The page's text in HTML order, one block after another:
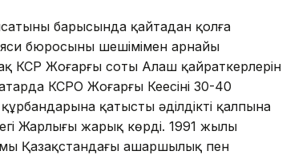
барысында қайтадан қолға
бюросының шешімімен арнайы
КСР Жоғарғы соты Алаш қайраткерлерін
КСРО Жоғарғы Кеңесінің 30-40
қатысты әділдікті қалпына
Жарлығы жарық көрді. 1991 жылы
Қазақстандағы ашаршылық пен